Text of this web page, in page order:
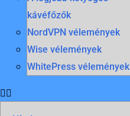
kávéfőzők
NordVPN vélemények
Wise vélemények
WhitePress vélemények